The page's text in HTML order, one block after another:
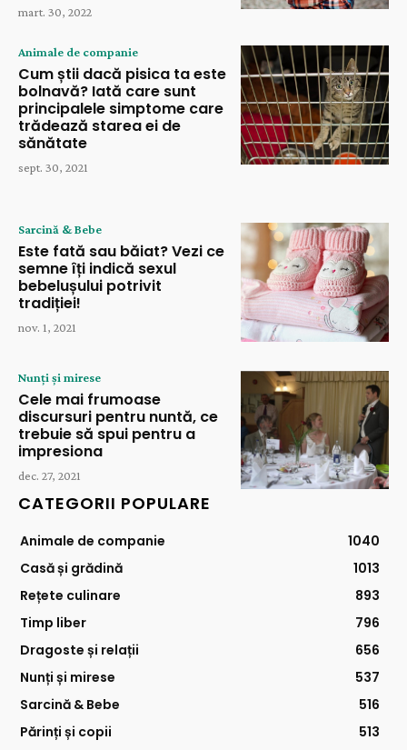
mart. 30, 2022
Animale de companie
Cum știi dacă pisica ta este
bolnavă? Iată care sunt
principalele simptome care
trădează starea ei de
sănătate
sept. 30, 2021
Sarcină & Bebe
Este fată sau băiat? Vezi ce
semne îți indică sexul
bebelușului potrivit
tradiției!
nov. 1, 2021
Nunți și mirese
Cele mai frumoase
discursuri pentru nuntă, ce
trebuie să spui pentru a
impresiona
dec. 27, 2021
CATEGORII POPULARE
Animale de companie
1040
Casă și grădină
1013
Rețete culinare
893
Timp liber
796
Dragoste și relații
656
Nunți și mirese
537
Sarcină & Bebe
516
Părinți și copii
513